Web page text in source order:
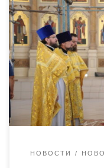
апостолов Петра и
Кирсановский
Его Преосвященству
Виктор Кончаков,
Хорошеве города
клирик
священник
НОВОСТИ